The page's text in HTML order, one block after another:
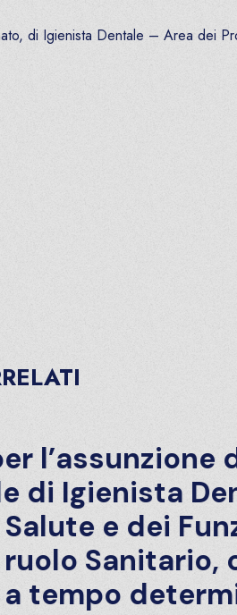
di Igienista Dentale – Area dei
l’assunzione
Igienista
e dei
Sanitario,